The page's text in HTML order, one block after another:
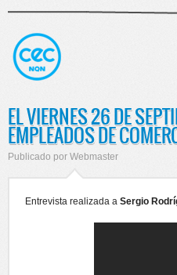
EL VIERNES 26 DE
EMPLEADOS DE
Publicado por Webmaster
Entrevista realizada a Sergio